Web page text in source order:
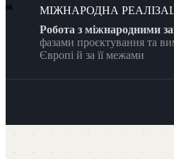
06
МІЖНАРОДНА
Робота з міжнародними
фазами проєктування та
Європі й за її межами